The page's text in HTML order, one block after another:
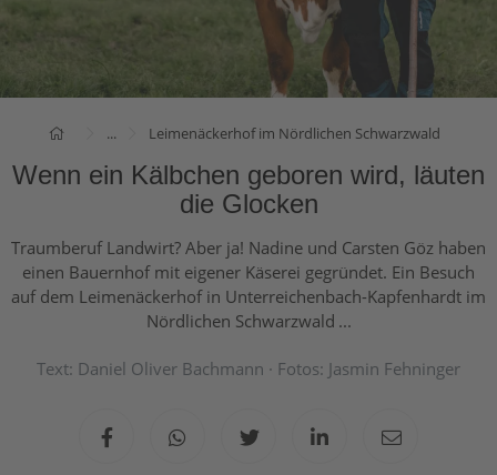
... Leimenäckerhof im Nördlichen Schwarzwald
Wenn ein Kälbchen geboren wird, läuten
die Glocken
Traumberuf Landwirt? Aber ja! Nadine und Carsten Göz haben
einen Bauernhof mit eigener Käserei gegründet. Ein Besuch
auf dem Leimenäckerhof in Unterreichenbach-Kapfenhardt im
Nördlichen Schwarzwald ...
Text: Daniel Oliver Bachmann · Fotos: Jasmin Fehninger